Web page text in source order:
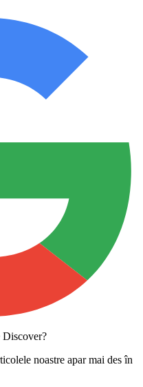
Discover?
noastre apar mai des în